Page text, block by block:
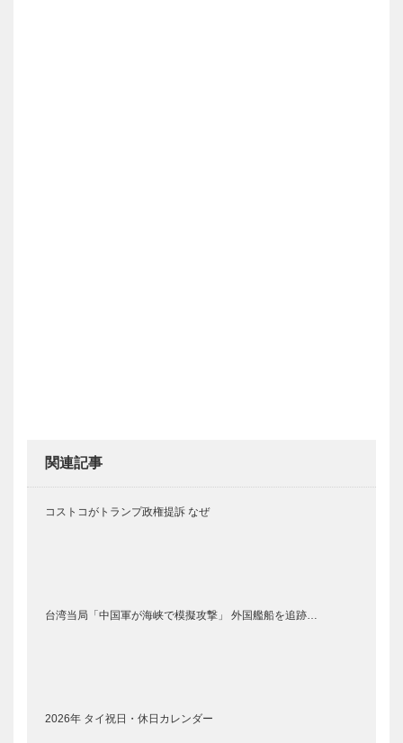
関連記事
コストコがトランプ政権提訴 なぜ
台湾当局「中国軍が海峡で模擬攻撃」 外国艦船を追跡…
2026年 タイ祝日・休日カレンダー